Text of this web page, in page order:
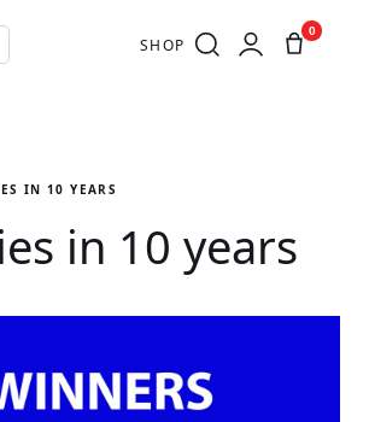
SHOP
0
IN 10 YEARS
in 10 years